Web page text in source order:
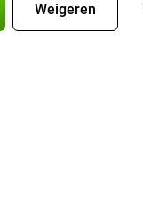
Weigeren